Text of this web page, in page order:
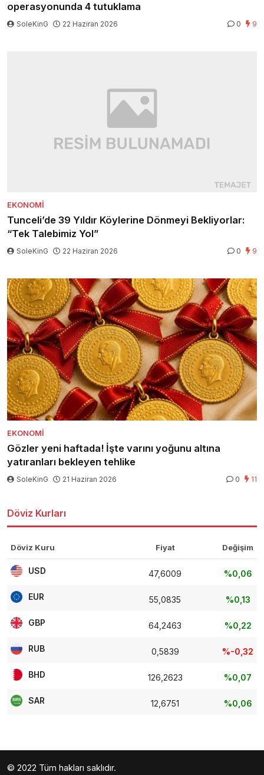
operasyonunda 4 tutuklama
SoleKinG 22 Haziran 2026 0 9
EKONOMI
Tunceli’de 39 Yıldır Köylerine Dönmeyi Bekliyorlar:
“Tek Talebimiz Yol”
SoleKinG 22 Haziran 2026 0 9
EKONOMI
Gözler yeni haftada! İşte varını yoğunu altına
yatıranları bekleyen tehlike
SoleKinG 21 Haziran 2026 0 11
Döviz Kurları
Döviz Kuru Fiyat Değişim
USD 47,6009 %0,06
EUR 55,0835 %0,13
GBP 64,2463 %0,22
RUB 0,5839 %-0,32
BHD 126,2623 %0,07
SAR 12,6751 %0,06
© 2022 Tüm hakları saklıdır.